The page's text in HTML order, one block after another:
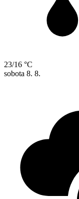
23/16 °C
sobota 8. 8.